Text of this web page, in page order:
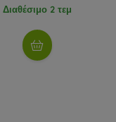
Διαθέσιμο 2 τεμ